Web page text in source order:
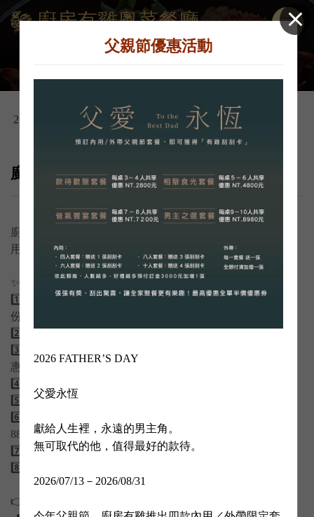
廚房有雞粵菜餐廳
2025-10-08
廚房有雞8大好康 雞不可失
廚房有雞 8 大好康 ‧ 雞不可失
用心堅持美味，優惠不間斷！快揪親友一起來享受～
✨ 優惠內容 ✨
1️⃣ 壽星獨享 🎂 當日用餐享櫻桃鴨捲蛋糕再贈送生日禮乙
份， 當月用餐享特調飲料(瓶)再贈送生日禮乙份
2️⃣ 會員好禮 💌 每日簽到，消費滿1000即贈100贈品券
3️⃣ 打卡送好康 📸 上傳FB/IG/TikTok ，即享有現折100元優
惠
4️⃣ 好評回饋 🌟 Google五星評論即贈甜點乙份
5️⃣ 親子童樂 👶 點餐即贈小朋友玩具乙份
6️⃣ 樂齡聚點 👴👵 平日凡60歲以上民眾來用餐，享4人同行
88折優惠
7️⃣ 平日揪團 🍲 6人以上同行享，廚房有雞幫您加菜
8️⃣ 外帶集星 ⭐️ 滿額集星換招牌菜蟹黃芙蓉豆腐
👉 趕快揪團一起來「廚房有雞」
父親節優惠活動
2026 FATHER’S DAY
父愛永恆
獻給人生裡，永遠的男主角。
無可取代的他，值得最好的款待。
2026/07/13－2026/08/31